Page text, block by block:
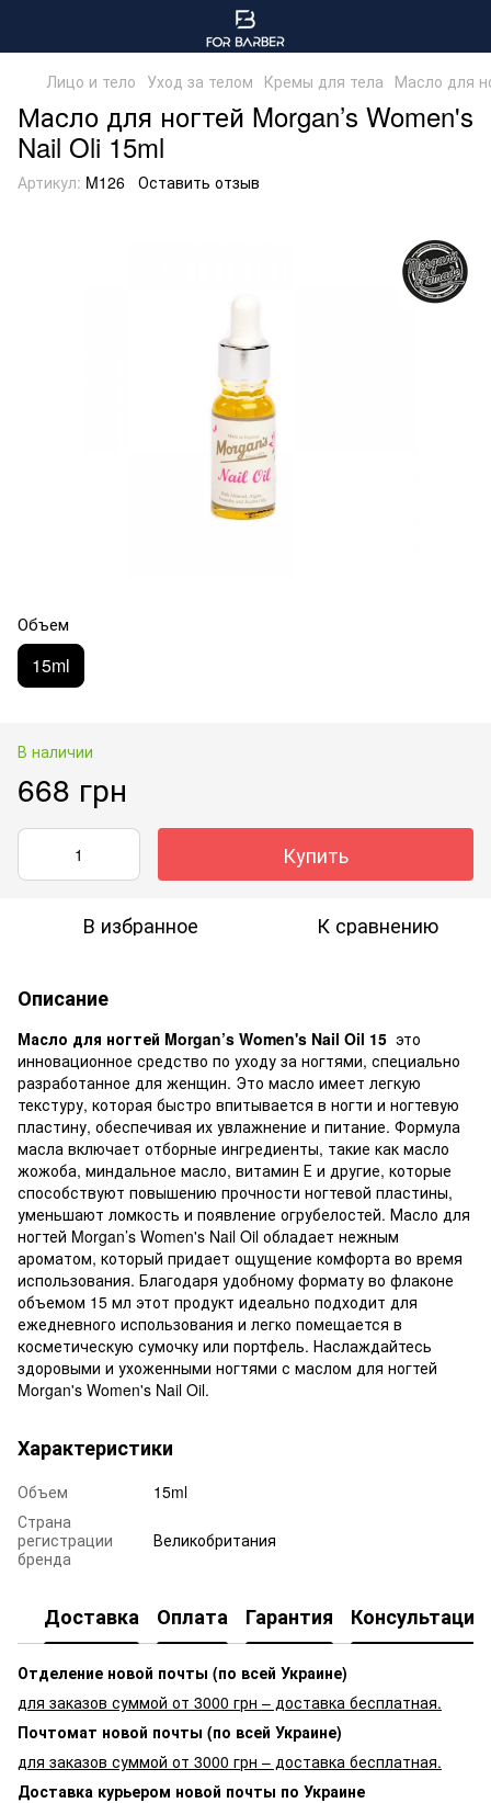
Лицо и тело Уход за телом Кремы для тела Масло для
Масло для ногтей Morgan’s Women's
Nail Oli 15ml
Артикул: M126 Оставить отзыв
Объем
15ml
В наличии
668 грн
Купить
В избранное К сравнению
Описание
Масло для ногтей Morgan’s Women's Nail Oil 15 это
инновационное средство по уходу за ногтями, специально
разработанное для женщин. Это масло имеет легкую
текстуру, которая быстро впитывается в ногти и ногтевую
пластину, обеспечивая их увлажнение и питание. Формула
масла включает отборные ингредиенты, такие как масло
жожоба, миндальное масло, витамин Е и другие, которые
способствуют повышению прочности ногтевой пластины,
уменьшают ломкость и появление огрубелостей. Масло для
ногтей Morgan’s Women's Nail Oil обладает нежным
ароматом, который придает ощущение комфорта во время
использования. Благодаря удобному формату во флаконе
объемом 15 мл этот продукт идеально подходит для
ежедневного использования и легко помещается в
косметическую сумочку или портфель. Наслаждайтесь
здоровыми и ухоженными ногтями с маслом для ногтей
Morgan's Women's Nail Oil.
Характеристики
Объем
15ml
Страна
регистрации
бренда
Великобритания
Доставка Оплата Гарантия Консультация
Отделение новой почты (по всей Украине)
для заказов суммой от 3000 грн – доставка бесплатная.
Почтомат новой почты (по всей Украине)
для заказов суммой от 3000 грн – доставка бесплатная.
Доставка курьером новой почты по Украине